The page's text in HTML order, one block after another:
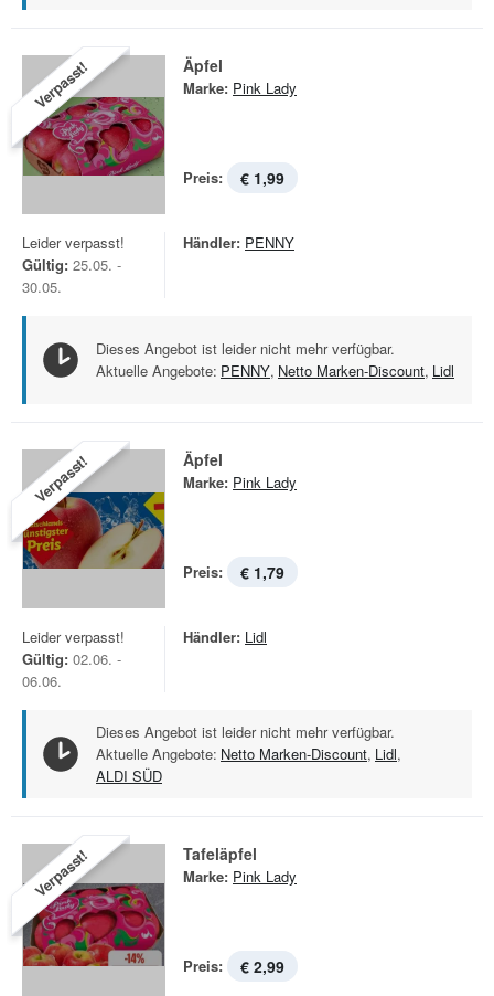
Verpasst! Äpfel
Marke: Pink Lady
Preis: € 1,99
Leider verpasst!
Gültig: 25.05. -
30.05.
Händler: PENNY
Dieses Angebot ist leider nicht mehr verfügbar.
Aktuelle Angebote: PENNY, Netto Marken-Discount, Lidl
Verpasst! Äpfel
Marke: Pink Lady
Preis: € 1,79
Leider verpasst!
Gültig: 02.06. -
06.06.
Händler: Lidl
Dieses Angebot ist leider nicht mehr verfügbar.
Aktuelle Angebote: Netto Marken-Discount, Lidl,
ALDI SÜD
Verpasst! Tafeläpfel
Marke: Pink Lady
Preis: € 2,99